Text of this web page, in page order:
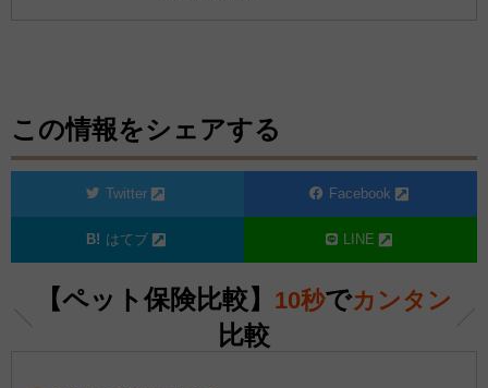
この情報をシェアする
Twitter Facebook
はてブ LINE
【ペット保険比較】 10秒でカンタン
比較